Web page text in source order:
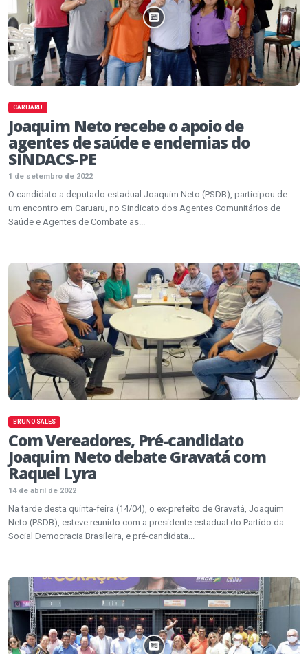
CARUARU
Joaquim Neto recebe o apoio de
agentes de saúde e endemias do
SINDACS-PE
1 de setembro de 2022
O candidato a deputado estadual Joaquim Neto (PSDB), participou de
um encontro em Caruaru, no Sindicato dos Agentes Comunitários de
Saúde e Agentes de Combate as...
BRUNO SALES
Com Vereadores, Pré-candidato
Joaquim Neto debate Gravatá com
Raquel Lyra
14 de abril de 2022
Na tarde desta quinta-feira (14/04), o ex-prefeito de Gravatá, Joaquim
Neto (PSDB), esteve reunido com a presidente estadual do Partido da
Social Democracia Brasileira, e pré-candidata...